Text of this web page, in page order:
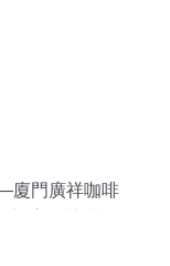
廈門廣祥咖啡